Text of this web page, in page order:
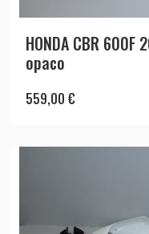
HONDA CBR
opaco
559,00 €